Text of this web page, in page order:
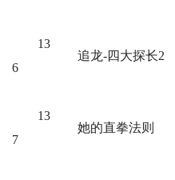
13
6
追龙-四大探长2
13
7
她的直拳法则